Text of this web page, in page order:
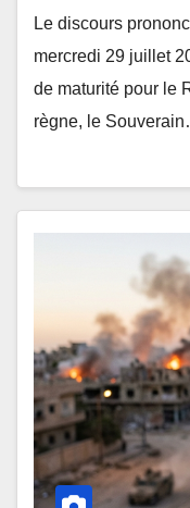
Le discours
mercredi 29 juillet
de maturité pour le
règne, le